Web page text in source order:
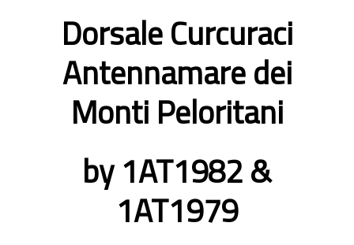
Dorsale Curcuraci
Antennamare dei
Monti Peloritani
by 1AT1982 &
1AT1979